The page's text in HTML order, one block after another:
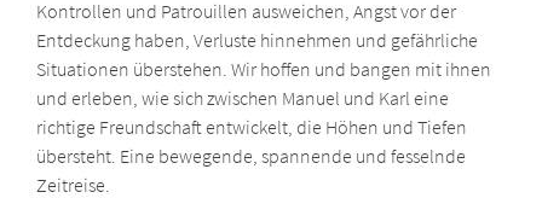
Kontrollen und Patrouillen ausweichen, Angst vor der
Entdeckung haben, Verluste hinnehmen und gefährliche
Situationen überstehen. Wir hoffen und bangen mit ihnen
und erleben, wie sich zwischen Manuel und Karl eine
richtige Freundschaft entwickelt, die Höhen und Tiefen
übersteht. Eine bewegende, spannende und fesselnde
Zeitreise.